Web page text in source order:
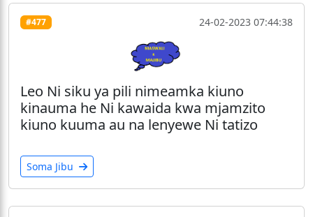
#477 24-02-2023 07:44:38
Leo Ni siku ya pili nimeamka kiuno
kinauma he Ni kawaida kwa mjamzito
kiuno kuuma au na lenyewe Ni tatizo
Soma Jibu